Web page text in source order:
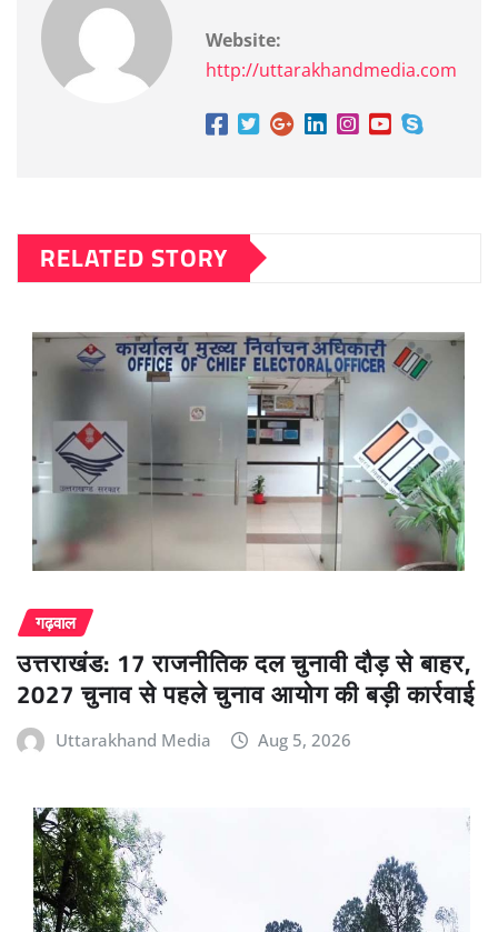
Website:
http://uttarakhandmedia.com
RELATED STORY
गढ़वाल
उत्तराखंड: 17 राजनीतिक दल चुनावी दौड़ से बाहर,
2027 चुनाव से पहले चुनाव आयोग की बड़ी कार्रवाई
Uttarakhand Media Aug 5, 2026